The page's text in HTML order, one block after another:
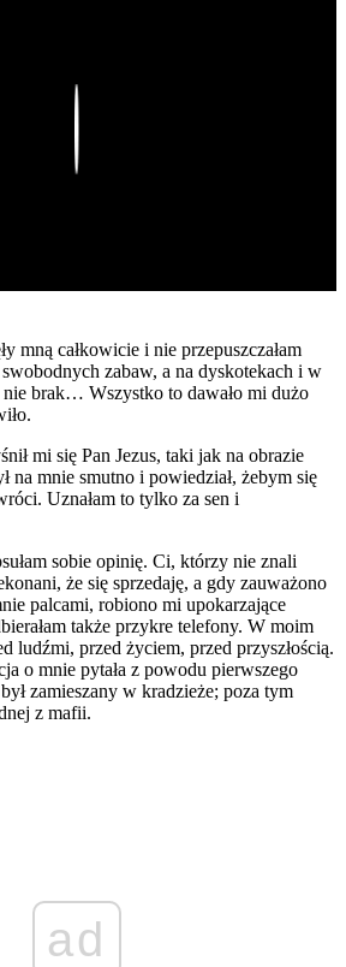
mną całkowicie i nie przepuszczałam
zabaw, a na dyskotekach i w
brak… Wszystko to dawało mi dużo
mi się Pan Jezus, taki jak na obrazie
na mnie smutno i powiedział, żebym się
Uznałam to tylko za sen i
sobie opinię. Ci, którzy nie znali
że się sprzedaję, a gdy zauważono
palcami, robiono mi upokarzające
także przykre telefony. W moim
ludźmi, przed życiem, przed przyszłością.
o mnie pytała z powodu pierwszego
zamieszany w kradzieże; poza tym
z mafii.
ad